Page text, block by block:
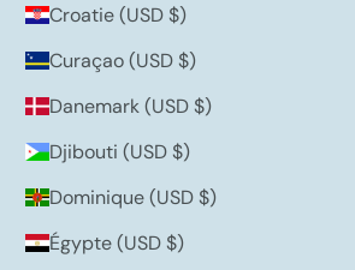
Croatie (USD $)
Curaçao (USD $)
Danemark (USD $)
Djibouti (USD $)
Dominique (USD $)
Égypte (USD $)